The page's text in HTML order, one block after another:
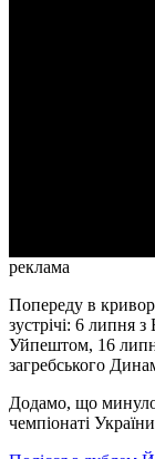
реклама
Попереду в
зустрічі: 6 липня
Уйпештом, 16
загребського
Додамо, що
чемпіонаті